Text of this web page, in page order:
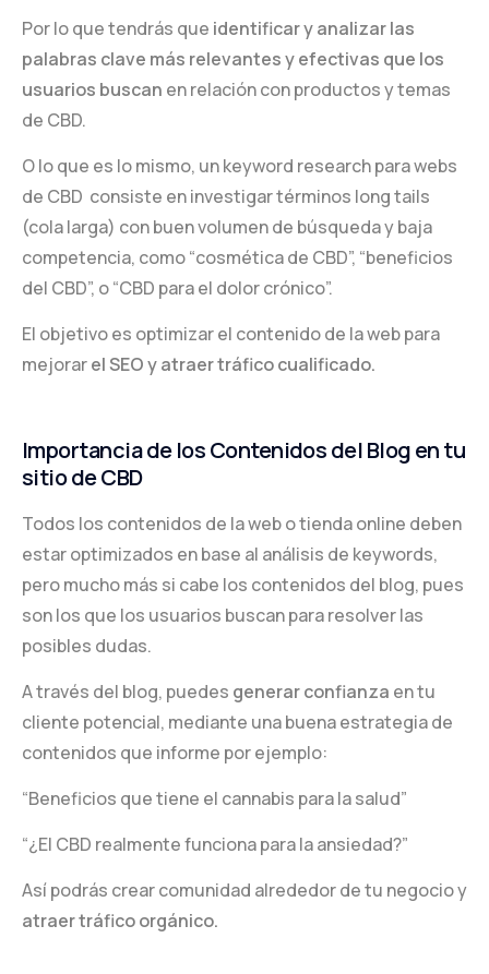
Por lo que tendrás que identificar y analizar las
palabras clave más relevantes y efectivas que los
usuarios buscan en relación con productos y temas
de CBD.
O lo que es lo mismo, un keyword research para webs
de CBD consiste en investigar términos long tails
(cola larga) con buen volumen de búsqueda y baja
competencia, como “cosmética de CBD”, “beneficios
del CBD”, o “CBD para el dolor crónico”.
El objetivo es optimizar el contenido de la web para
mejorarel SEO y atraer tráfico cualificado.
Importancia de los Contenidos del Blog en tu
sitio de CBD
Todos los contenidos de la web o tienda online deben
estar optimizados en base al análisis de keywords,
pero mucho más si cabe los contenidos del blog, pues
son los que los usuarios buscan para resolver las
posibles dudas.
A través del blog, puedes generar confianza en tu
cliente potencial, mediante una buena estrategia de
contenidos que informe por ejemplo:
“Beneficios que tiene el cannabis para la salud”
“¿El CBD realmente funciona para la ansiedad?”
Así podrás crear comunidad alrededor de tu negocio y
atraer tráfico orgánico.